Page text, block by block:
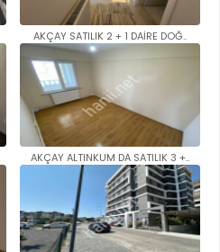
AKÇAY SATILIK 2 + 1 DAİRE DOĞ..
AKÇAY ALTINKUM DA SATILIK 3 +..